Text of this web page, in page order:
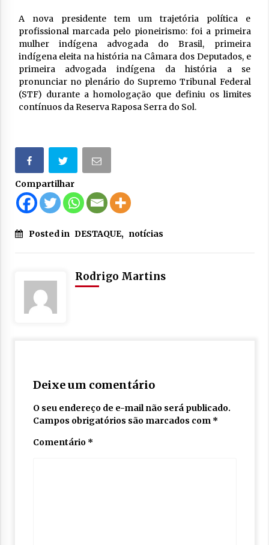
A nova presidente tem um trajetória política e
profissional marcada pelo pioneirismo: foi a primeira
mulher indígena advogada do Brasil, primeira
indígena eleita na história na Câmara dos Deputados, e
primeira advogada indígena da história a se
pronunciar no plenário do Supremo Tribunal Federal
(STF) durante a homologação que definiu os limites
contínuos da Reserva Raposa Serra do Sol.
Compartilhar
Posted in DESTAQUE, notícias
Rodrigo Martins
Deixe um comentário
O seu endereço de e-mail não será publicado.
Campos obrigatórios são marcados com *
Comentário *